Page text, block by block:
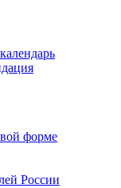
форме
России